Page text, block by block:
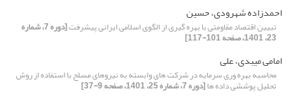
احمدزاده شهرودی، حسین
تبیین اقتصاد مقاومتی با بهره گیری از الگوی اسلامی ایرانی پیشرفت [دوره 7، شماره
23، 1401، صفحه 101-117]
امامی میبدی، علی
محاسبه بهره وری سرمایه در شرکت های وابسته به نیروهای مسلح با استفاده از روش
تحلیل پوششی داده ها[دوره 7، شماره 25، 1401، صفحه 9-37]